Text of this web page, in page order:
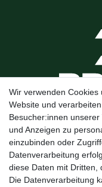
Kanalstraße 5, 95444
Wir verwenden
Website und
Besucher:innen
und Anzeigen zu
einzubinden oder
Datenverarbeitung
diese Daten mit Dritten,
Die Datenverarbeitung